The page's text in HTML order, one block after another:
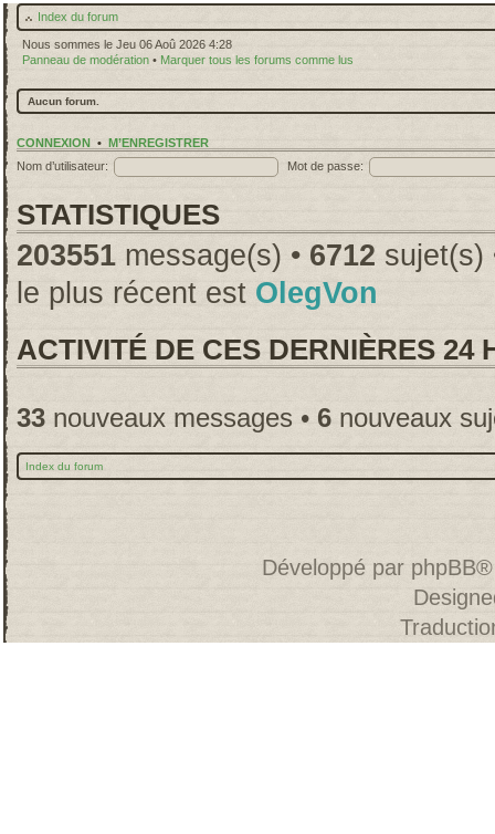
Index du forum
Nous sommes le Jeu 06 Aoû 2026 4:28
Panneau de modération • Marquer tous les forums comme lus
Aucun forum.
CONNEXION • M’ENREGISTRER
Nom d’utilisateur:
Mot de passe:
STATISTIQUES
203551 message(s) • 6712 sujet(s)
le plus récent est OlegVon
ACTIVITÉ DE CES DERNIÈRES 24
33 nouveaux messages • 6 nouveaux
Index du forum
Développé par phpBB®